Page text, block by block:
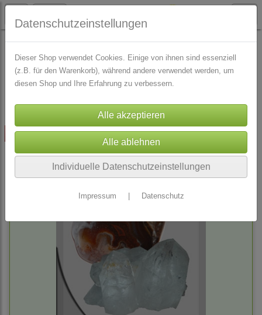
Sie haben gesucht nach: 'heilstein'
Sortierung wählen
Highlight
Datenschutzeinstellungen
Dieser Shop verwendet Cookies. Einige von ihnen sind essenziell
(z.B. für den Warenkorb), während andere verwendet werden, um
diesen Shop und Ihre Erfahrung zu verbessern.
Individuelle Datenschutzeinstellungen
Impressum Datenschutz